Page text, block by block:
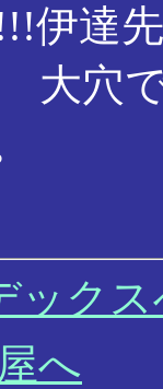
伊達
大穴
ック
へ